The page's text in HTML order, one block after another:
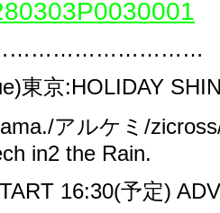
東京:HOLIDAY
アルケミ/
in2 the Rain.
16:30(予定)